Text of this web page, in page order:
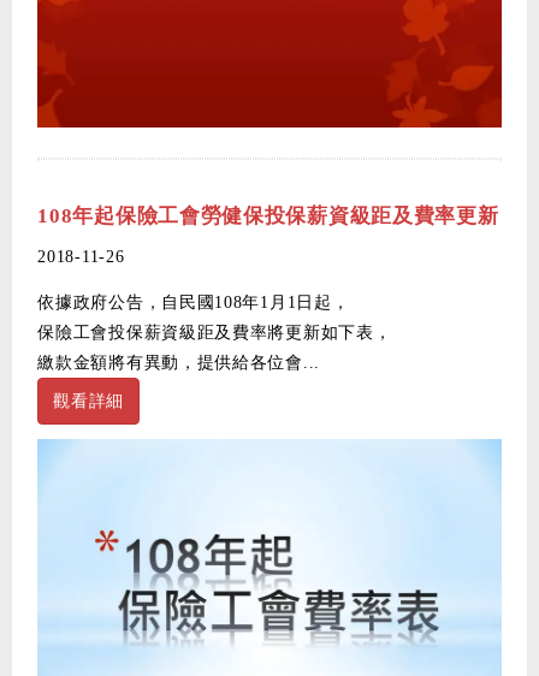
108年起保險工會勞健保投保薪資級距及費率更新
2018-11-26
依據政府公告，自民國108年1月1日起，
保險工會投保薪資級距及費率將更新如下表，
繳款金額將有異動，提供給各位會...
觀看詳細